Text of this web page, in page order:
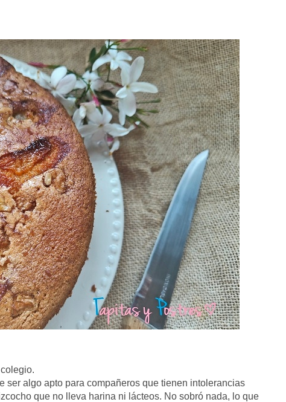
ser algo apto para compañeros que tienen intolerancias
que no lleva harina ni lácteos. No sobró nada, lo que